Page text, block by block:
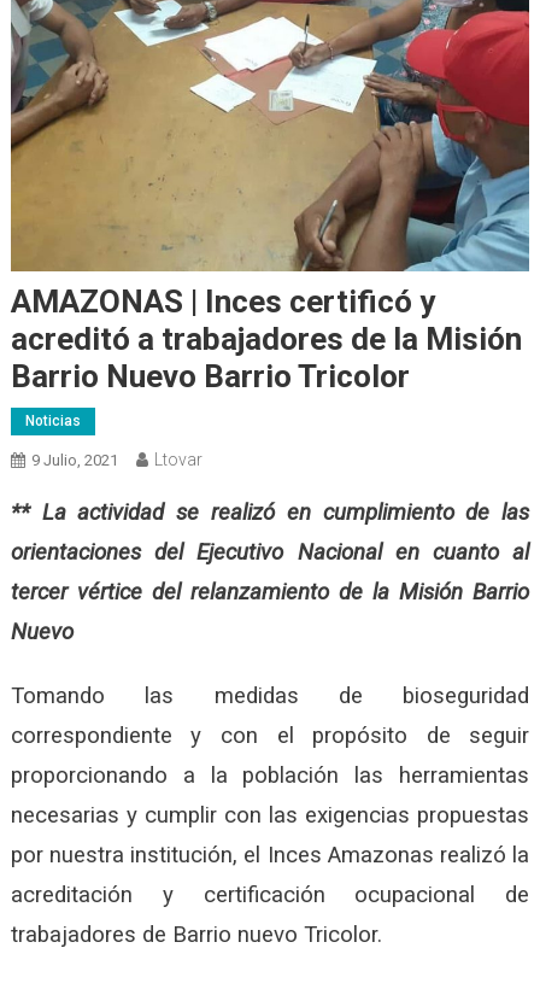
AMAZONAS | Inces certificó y
acreditó a trabajadores de la Misión
Barrio Nuevo Barrio Tricolor
Noticias
9 Julio, 2021 Ltovar
** La actividad se realizó en cumplimiento de las
orientaciones del Ejecutivo Nacional en cuanto al
tercer vértice del relanzamiento de la Misión Barrio
Nuevo
Tomando las medidas de bioseguridad
correspondiente y con el propósito de seguir
proporcionando a la población las herramientas
necesarias y cumplir con las exigencias propuestas
por nuestra institución, el Inces Amazonas realizó la
acreditación y certificación ocupacional de
trabajadores de Barrio nuevo Tricolor.